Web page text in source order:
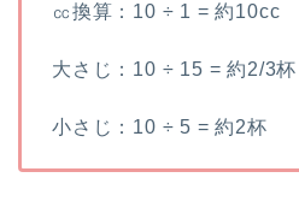
㏄換算：10 ÷ 1 = 約10cc
大さじ：10 ÷ 15 = 約2/3杯
小さじ：10 ÷ 5 = 約2杯